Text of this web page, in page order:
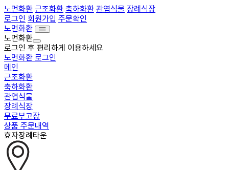
노먼화환 근조화환 축하화환 관엽식물 장례식장
로그인 회원가입 주문확인
노먼화환
노먼화환
로그인 후 편리하게 이용하세요
노먼화환 로그인
메인
근조화환
축하화환
관엽식물
장례식장
무료부고장
상품 주문내역
효자장례타운